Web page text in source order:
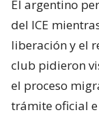
El argentino
del ICE
liberación y el
club pidieron
el proceso
trámite oficial e